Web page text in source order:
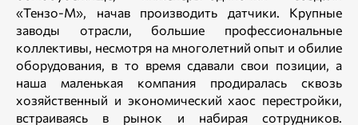
«Тензо-М», начав производить датчики. Крупные
заводы отрасли, большие профессиональные
коллективы, несмотря на многолетний опыт и обилие
оборудования, в то время сдавали свои позиции, а
наша маленькая компания продиралась сквозь
хозяйственный и экономический хаос перестройки,
встраиваясь в рынок и набирая сотрудников.